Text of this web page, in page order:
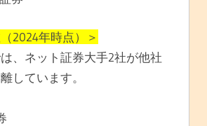
2024年時点）＞
、ネット証券大手2社が他社
しています。